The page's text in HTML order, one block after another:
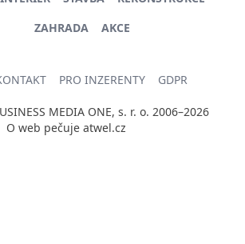
ZAHRADA
AKCE
PRO INZERENTY GDPR
MEDIA ONE, s. r. o. 2006–2026